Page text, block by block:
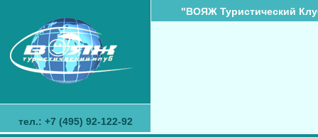
тел.: +7 (495) 92-122-92
"ВОЯЖ Туристический